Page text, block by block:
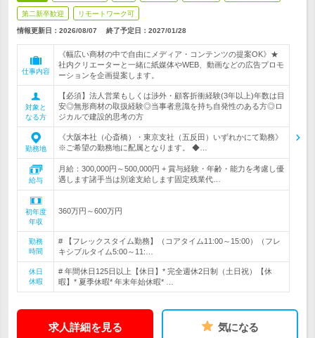
第二新卒歓迎 リモートワーク可
情報更新日：2026/08/07 終了予定日： 2027/01/28
仕事内容
《幅広い商材の中で自由にメディア・コンテンツの提案OK》★
社内クリエーターと一緒に紙媒体やWEB、動画などの広告プロモ
ーションを企画提案します。
対象と
なる方
【必須】法人営業もしくは渉外・顧客折衝経験(3年以上)年数は目
安◎無形商材の取扱経験◎当事者意識を持ち自発性のある方◎ロ
ジカルで建設的思考の方
勤務地
《大阪本社（心斎橋）・東京支社（五反田）いずれかにて勤務》
※ご希望の勤務地に配属となります。 ◆…
給与
月給：300,000円～500,000円 + 賞与経験・年齢・能力を考慮し優
遇します諸手当は別途支給します固定残業代…
初年度
年収
360万円～600万円
勤務
時間
# 【フレックスタイム勤務】（コアタイム11:00～15:00）（フレ
キシブルタイム5:00～11:…
休日
休暇
# 年間休日125日以上【休日】* 完全週休2日制（土日祝）【休
暇】* 夏季休暇* 年末年始休暇* …
求人詳細を見る 気になる